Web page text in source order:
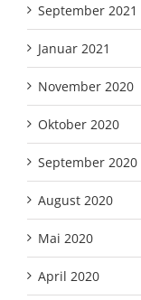
September 2021
Januar 2021
November 2020
Oktober 2020
September 2020
August 2020
Mai 2020
April 2020